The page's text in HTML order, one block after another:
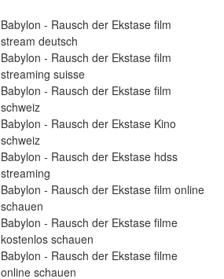
Babylon - Rausch der Ekstase film
stream deutsch
Babylon - Rausch der Ekstase film
streaming suisse
Babylon - Rausch der Ekstase film
schweiz
Babylon - Rausch der Ekstase Kino
schweiz
Babylon - Rausch der Ekstase hdss
streaming
Babylon - Rausch der Ekstase film online
schauen
Babylon - Rausch der Ekstase filme
kostenlos schauen
Babylon - Rausch der Ekstase filme
online schauen